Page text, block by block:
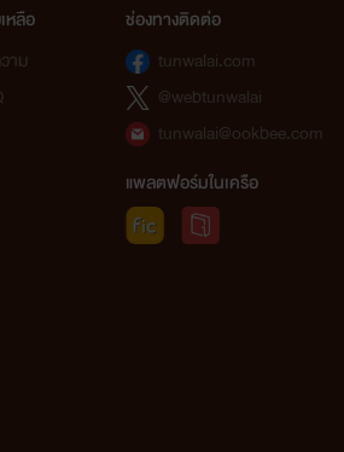
หลือ
าม
ช่องทางติดต่อ
tunwalai.com
@webtunwalai
tunwalai@ookbee.com
แพลตฟอร์มในเครือ